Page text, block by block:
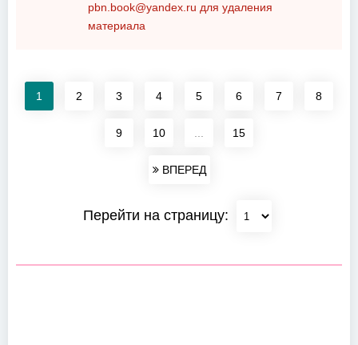
pbn.book@yandex.ru для удаления
материала
1 2 3 4 5 6 7 8
9 10 15
ВПЕРЕД
Перейти на страницу: